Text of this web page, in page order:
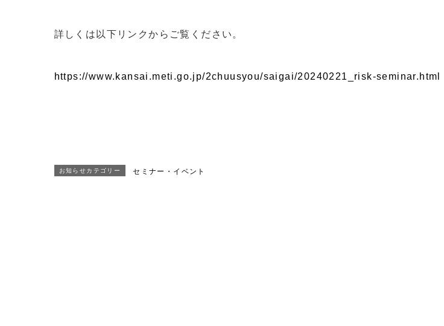
詳しくは以下リンクからご覧ください。
https://www.kansai.meti.go.jp/2chuusyou/saigai/20240221_risk-seminar.html
お知らせカテゴリー セミナー・イベント